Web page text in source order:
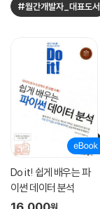
#월간개발자_대표도서
Do it! 쉽게 배우는 파
이썬 데이터 분석